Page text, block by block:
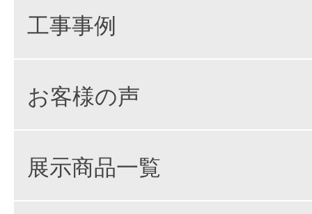
工事事例
お客様の声
展示商品一覧